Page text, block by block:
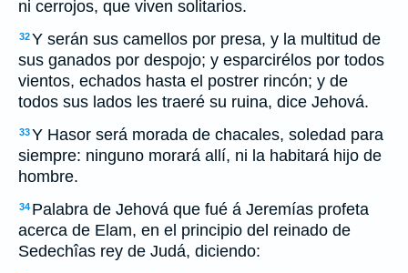
ni cerrojos, que viven solitarios.
32Y serán sus camellos por presa, y la multitud de
sus ganados por despojo; y esparcirélos por todos
vientos, echados hasta el postrer rincón; y de
todos sus lados les traeré su ruina, dice Jehová.
33Y Hasor será morada de chacales, soledad para
siempre: ninguno morará allí, ni la habitará hijo de
hombre.
34 Palabra de Jehová que fué á Jeremías profeta
acerca de Elam, en el principio del reinado de
Sedechîas rey de Judá, diciendo: